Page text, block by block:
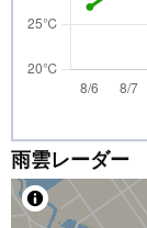
雨雲レーダー